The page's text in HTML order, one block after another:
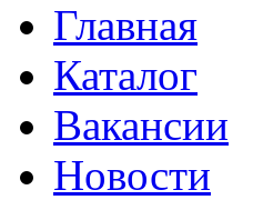
Главная
Каталог
Вакансии
Новости